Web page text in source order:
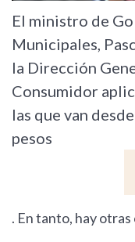
El ministro de
Municipales,
la Dirección
Consumidor
las que van
pesos
. En tanto, hay